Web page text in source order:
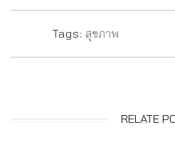
Tags: สุขภาพ
RELATE